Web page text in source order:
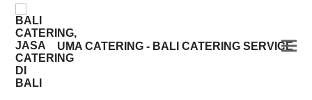
UMA CATERING - BALI CATERING SERVICE